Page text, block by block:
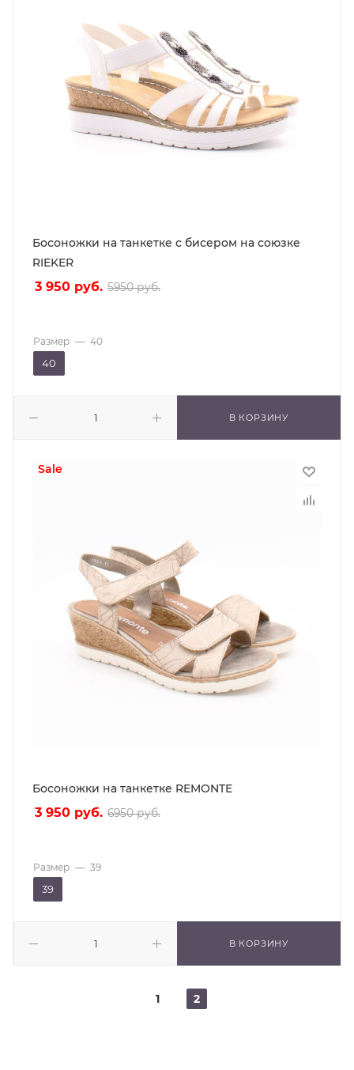
Босоножки на танкетке с бисером на союзке
RIEKER
3 950 руб. 5950руб.
В КОРЗИНУ
Размер — 40
40
sale
Босоножки на танкетке REMONTE
3 950 руб. 6950руб.
В КОРЗИНУ
Размер — 39
39
1 2